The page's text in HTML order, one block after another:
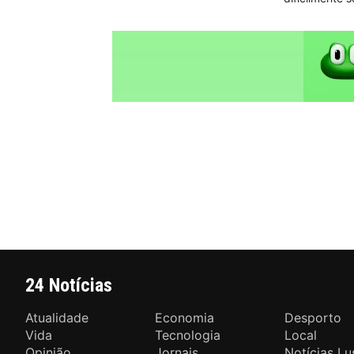
24 Notícias
Atualidade Economia
Desporto
Vida
Tecnologia
Local